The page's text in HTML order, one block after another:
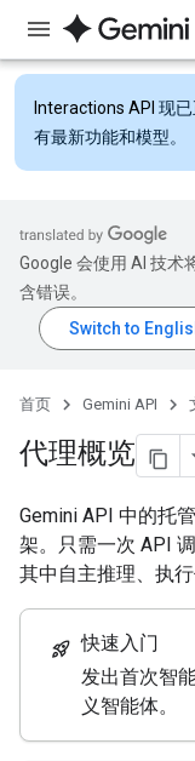
Interactions API 现
有最新功能和模型。
Google 会使用 AI 技术
含错误。
首页 Gemini API
代理概览
Gemini API 中的托
架。只需一次 API
其中自主推理、执
rocket_launch 快速入门
发出首次智
义智能体。